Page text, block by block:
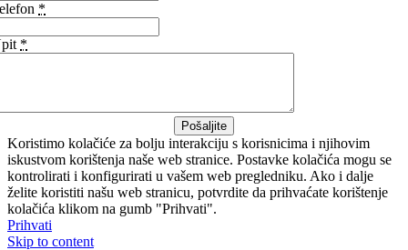
*
*
Pošaljite
Koristimo kolačiće za bolju interakciju s korisnicima i njihovim
iskustvom korištenja naše web stranice. Postavke kolačića mogu se
kontrolirati i konfigurirati u vašem web pregledniku. Ako i dalje
želite koristiti našu web stranicu, potvrdite da prihvaćate korištenje
kolačića klikom na gumb "Prihvati".
Prihvati
Skip to content